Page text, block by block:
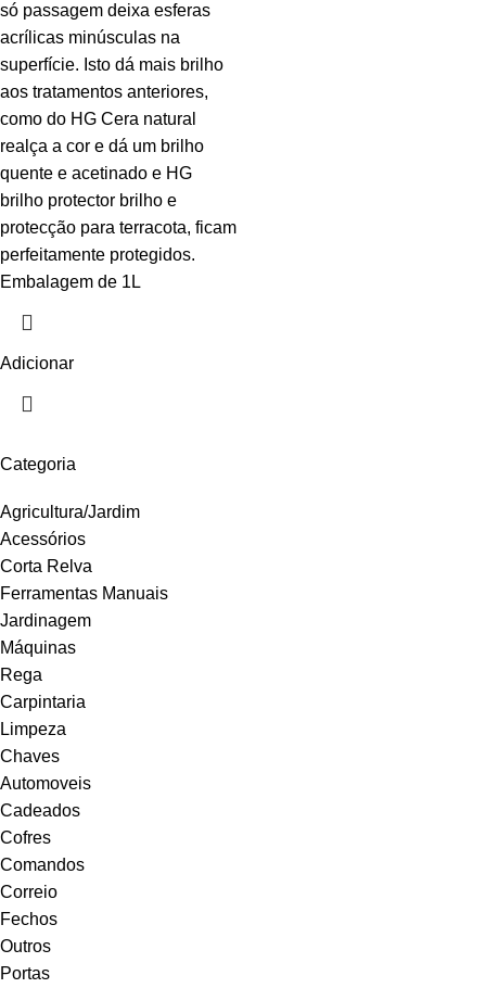
Categoria
Agricultura/Jardim
Acessórios
Corta Relva
Ferramentas Manuais
Jardinagem
Máquinas
Rega
Carpintaria
Limpeza
Chaves
Automoveis
Cadeados
Cofres
Comandos
Correio
Fechos
Outros
Portas
só passagem deixa esferas
acrílicas minúsculas na
superfície. Isto dá mais brilho
aos tratamentos anteriores,
como do HG Cera natural
realça a cor e dá um brilho
quente e acetinado e HG
brilho protector brilho e
protecção para terracota, ficam
perfeitamente protegidos.
Embalagem de 1L
Adicionar